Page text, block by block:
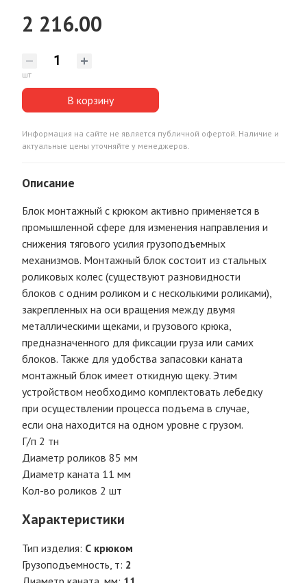
2 216.00
шт
В корзину
Информация на сайте не является публичной офертой. Наличие и
актуальные цены уточняйте у менеджеров.
Описание
Блок монтажный с крюком активно применяется в
промышленной сфере для изменения направления и
снижения тягового усилия грузоподъемных
механизмов. Монтажный блок состоит из стальных
роликовых колес (существуют разновидности
блоков с одним роликом и с несколькими роликами),
закрепленных на оси вращения между двумя
металлическими щеками, и грузового крюка,
предназначенного для фиксации груза или самих
блоков. Также для удобства запасовки каната
монтажный блок имеет откидную щеку. Этим
устройством необходимо комплектовать лебедку
при осуществлении процесса подъема в случае,
если она находится на одном уровне с грузом.
Г/п 2 тн
Диаметр роликов 85 мм
Диаметр каната 11 мм
Кол-во роликов 2 шт
Характеристики
Тип изделия: С крюком
Грузоподъемность, т: 2